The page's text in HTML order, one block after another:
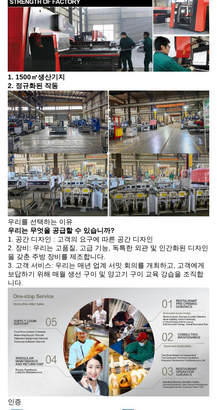
1. 1500㎡생산기지
2. 정규화된 작동
우리를 선택하는 이유
우리는 무엇을 공급할 수 있습니까?
1. 공간 디자인 : 고객의 요구에 따른 공간 디자인
2. 장비: 우리는 고품질, 고급 기능, 독특한 외관 및 인간화된 디자인
을 갖춘 주방 장비를 제조합니다.
3. 고객 서비스: 우리는 매년 업계 서밋 회의를 개최하고, 고객에게
보답하기 위해 매월 생선 구이 및 양고기 구이 교육 강습을 조직합
니다.
인증